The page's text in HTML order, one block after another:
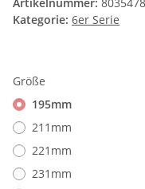
Kategorie: 6er Serie
Größe
195mm
211mm
221mm
231mm